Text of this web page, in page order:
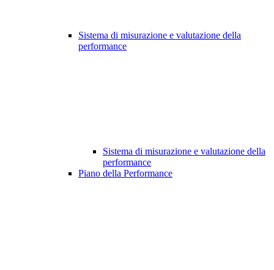
Sistema di misurazione e valutazione della
performance
Sistema di misurazione e valutazione della
performance
Piano della Performance